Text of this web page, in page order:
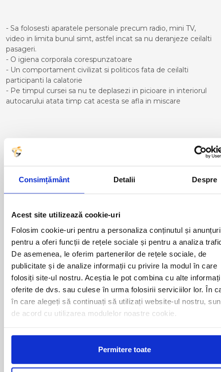
Consimțământ Detalii Despre
Acest site utilizează cookie-uri
Folosim cookie-uri pentru a personaliza conținutul și
pentru a oferi funcții de rețele sociale și pentru a analiza
De asemenea, le oferim partenerilor de rețele sociale, de
publicitate și de analize informații cu privire la modul în care
folosiți site-ul nostru. Aceștia le pot combina cu alte
oferite de dvs. sau culese în urma folosirii serviciilor lor. În
în care alegeți să continuați să utilizați website-ul nostru,
de acord cu utilizarea modulelor noastre cookie.
Permitere toate
- Sa folosesti aparatele personale precum radio, mini TV,
video in limita bunul simt, astfel incat sa nu deranjeze ceilalti
pasageri.
- O igiena corporala corespunzatoare
- Un comportament civilizat si politicos fata de ceilalti
participanti la calatorie
- Pe timpul cursei sa nu te deplasezi in picioare in interiorul
autocarului atata timp cat acesta se afla in miscare
Curse din Romania catre
ROQUETAS DEL MAR:
ACAS
ALBA IULIA
ALEXANDRIA
ARAD
BACAU
BAIA MARE
BAILE HERCULANE
BAILESTI
BALS-IS
BALS-OT
BARCA
BECHET
BISTRITA
LUGOJ
MEDIAS
MOINESTI
MOTCA
NUSFALAU
OLTENITA
ONESTI
ORADEA
ORSOVA
PASCANI
PERICEI
PETROSANI
PIATRA NEAMT
PITESTI